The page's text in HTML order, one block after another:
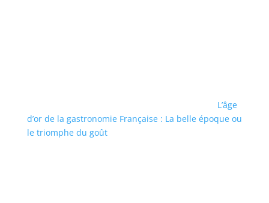
L’âge
d’or de la gastronomie Française : La belle époque ou
le triomphe du goût